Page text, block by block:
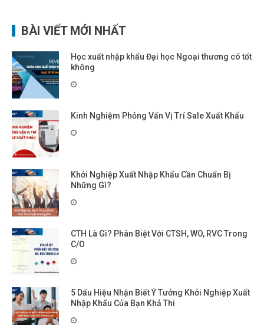
BÀI VIẾT MỚI NHẤT
Học xuất nhập khẩu Đại học Ngoại thương có tốt
không
Kinh Nghiệm Phỏng Vấn Vị Trí Sale Xuất Khẩu
Khởi Nghiệp Xuất Nhập Khẩu Cần Chuẩn Bị
Những Gì?
CTH Là Gì? Phân Biệt Với CTSH, WO, RVC Trong
C/O
5 Dấu Hiệu Nhận Biết Ý Tưởng Khởi Nghiệp Xuất
Nhập Khẩu Của Bạn Khả Thi